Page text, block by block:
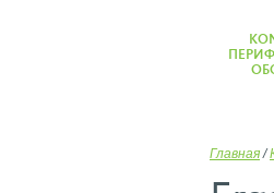
Главная /